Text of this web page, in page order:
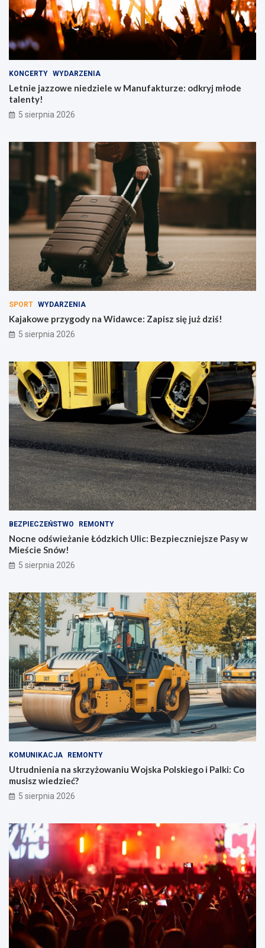
KONCERTY WYDARZENIA
Letnie jazzowe niedziele w Manufakturze: odkryj młode
talenty!
5 sierpnia 2026
SPORT WYDARZENIA
Kajakowe przygody na Widawce: Zapisz się już dziś!
5 sierpnia 2026
BEZPIECZEŃSTWO REMONTY
Nocne odświeżanie Łódzkich Ulic: Bezpieczniejsze Pasy w
Mieście Snów!
5 sierpnia 2026
KOMUNIKACJA REMONTY
Utrudnienia na skrzyżowaniu Wojska Polskiego i Palki: Co
musisz wiedzieć?
5 sierpnia 2026